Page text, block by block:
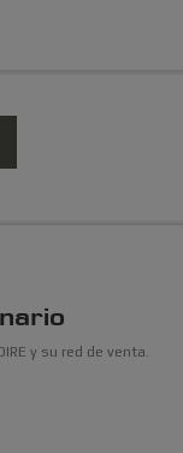
y su red de venta.